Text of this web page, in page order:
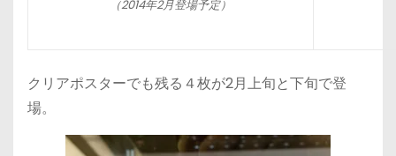
（2014年2月登場予定）
クリアポスターでも残る４枚が2月上旬と下旬で登
場。